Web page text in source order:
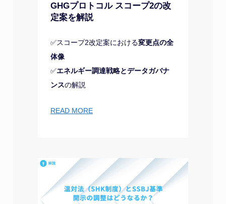
GHGプロトコル スコープ2の改
定案を解説
✅スコープ2改定案における変更点の全
体像
✅エネルギー調達戦略とデータガバナ
ンスの解説
READ MORE